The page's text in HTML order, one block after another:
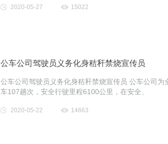
2020-05-27 15022
公车公司驾驶员义务化身秸秆禁烧宣传员
公车公司驾驶员义务化身秸秆禁烧宣传员 公车公司
车107趟次，安全行驶里程6100公里，在安全、
2020-05-22 14663